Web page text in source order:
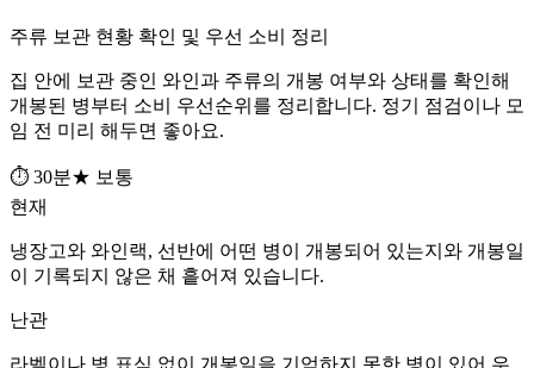
주류 보관 현황 확인 및 우선 소비 정리
집 안에 보관 중인 와인과 주류의 개봉 여부와 상태를 확인해
개봉된 병부터 소비 우선순위를 정리합니다. 정기 점검이나 모
임 전 미리 해두면 좋아요.
⏱ 30분★ 보통
현재
냉장고와 와인랙, 선반에 어떤 병이 개봉되어 있는지와 개봉일
이 기록되지 않은 채 흩어져 있습니다.
난관
라벨이나 병 표식 없이 개봉일을 기억하지 못한 병이 있어 우